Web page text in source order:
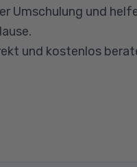
Umschulung und
und kostenlos